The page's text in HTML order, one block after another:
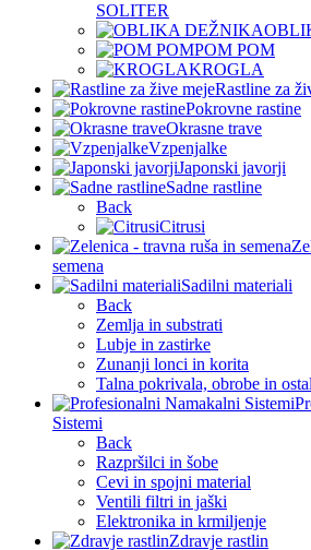
SOLITER
POM POM
KROGLA
Rastline za
Pokrovne rastine
Okrasne trave
Vzpenjalke
Japonski javorji
Sadne rastline
Back
Citrusi
semena
Sadilni materiali
Back
Zemlja in substrati
Lubje in zastirke
Zunanji lonci in korita
Talna pokrivala, obrobe in
Sistemi
Back
Razpršilci in šobe
Cevi in spojni material
Ventili filtri in jaški
Elektronika in krmiljenje
Zdravje rastlin